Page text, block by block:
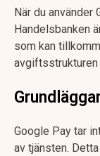
När du använder
Handelsbanken
som kan
avgiftsstrukturen
Google Pay tar
av tjänsten.